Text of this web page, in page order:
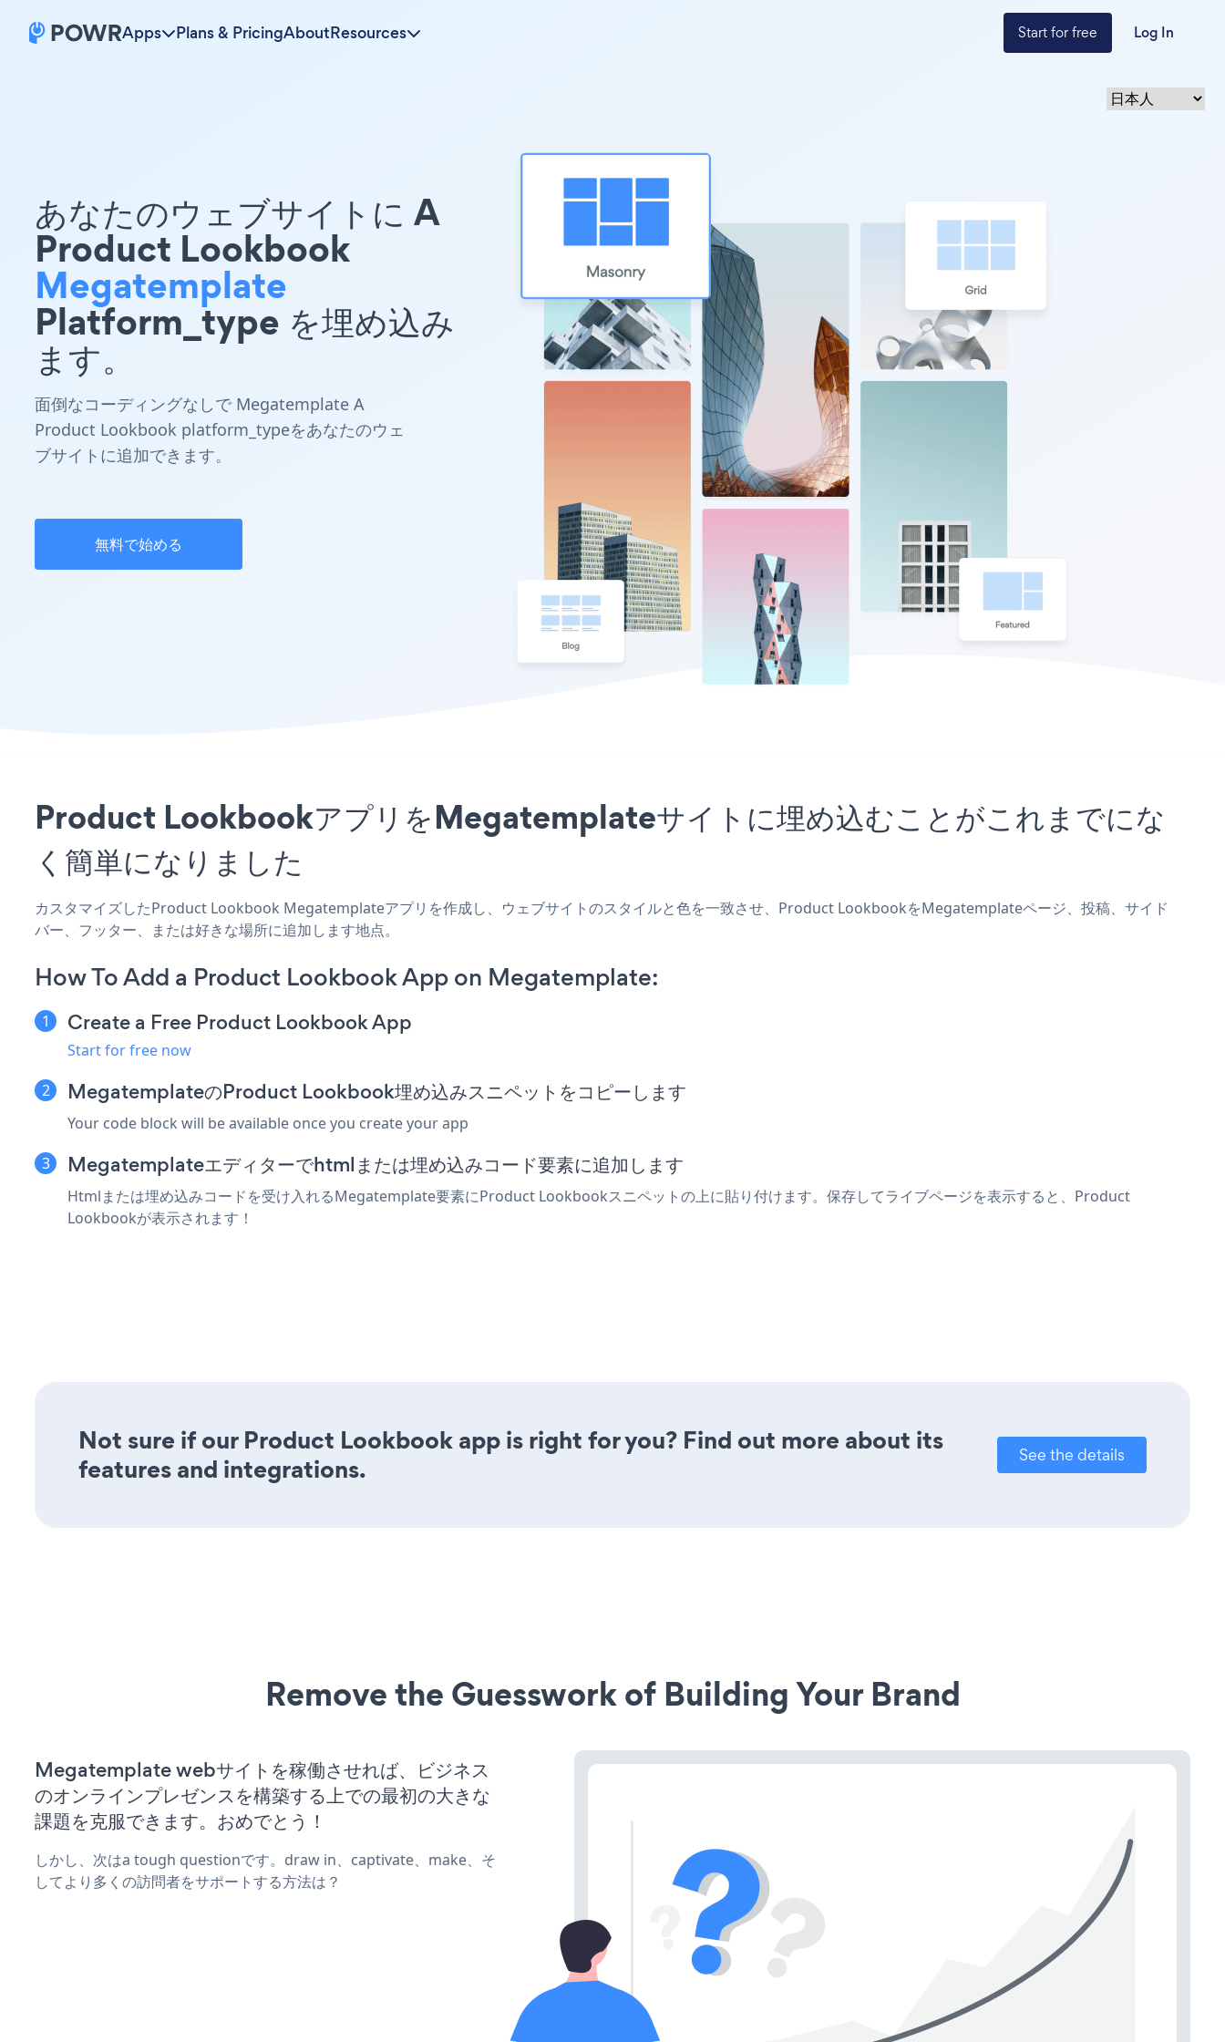
Apps Plans & PricingAboutResources Start for free Log In
あなたのウェブサイトに A
Product Lookbook
Megatemplate
Platform_type を埋め込み
ます。
面倒なコーディングなしで Megatemplate A
Product Lookbook platform_typeをあなたのウェ
ブサイトに追加できます。
無料で始める
Product LookbookアプリをMegatemplateサイトに埋め込むことがこれまでにな
く簡単になりました
カスタマイズしたProduct Lookbook Megatemplateアプリを作成し、ウェブサイトのスタイルと色を一致させ、Product LookbookをMegatemplateページ、投稿、サイド
バー、フッター、または好きな場所に追加します地点。
How To Add a Product Lookbook App on Megatemplate:
Create a Free Product Lookbook App
Start for free now
MegatemplateのProduct Lookbook埋め込みスニペットをコピーします
Your code block will be available once you create your app
Megatemplateエディターでhtmlまたは埋め込みコード要素に追加します
Htmlまたは埋め込みコードを受け入れるMegatemplate要素にProduct Lookbookスニペットの上に貼り付けます。保存してライブページを表示すると、Product
Lookbookが表示されます！
Not sure if our Product Lookbook app is right for you? Find out more about its
features and integrations.
See the details
Remove the Guesswork of Building Your Brand
Megatemplate webサイトを稼働させれば、ビジネス
のオンラインプレゼンスを構築する上での最初の大きな
課題を克服できます。おめでとう！
しかし、次はa tough questionです。draw in、captivate、make、そ
してより多くの訪問者をサポートする方法は？